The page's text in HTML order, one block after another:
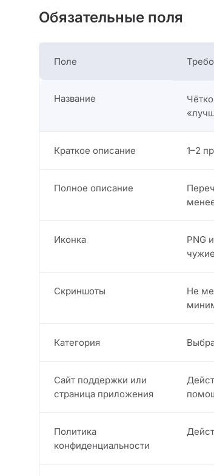
Обязательные поля
Поле
Название
Краткое описание 1–2
Полное описание
Иконка
PNG
Скриншоты
Не
Категория
Сайт поддержки или
страница приложения
Политика
конфиденциальности